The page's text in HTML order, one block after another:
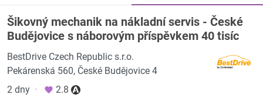
Šikovný mechanik na nákladní servis - České
Budějovice s náborovým příspěvkem 40 tisíc
BestDrive Czech Republic s.r.o.
Pekárenská 560, České Budějovice 4
2 dny · 2.8